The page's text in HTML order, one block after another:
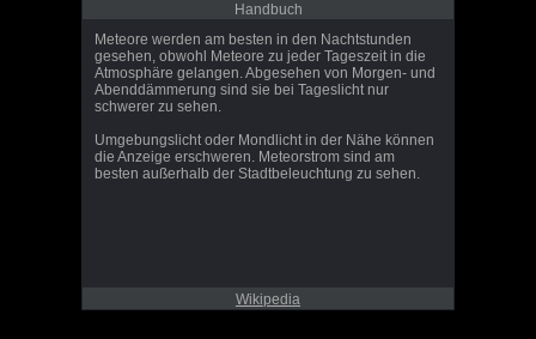
Handbuch
Meteore werden am besten in den Nachtstunden
gesehen, obwohl Meteore zu jeder Tageszeit in die
Atmosphäre gelangen. Abgesehen von Morgen- und
Abenddämmerung sind sie bei Tageslicht nur
schwerer zu sehen.
Umgebungslicht oder Mondlicht in der Nähe können
die Anzeige erschweren. Meteorstrom sind am
besten außerhalb der Stadtbeleuchtung zu sehen.
Wikipedia